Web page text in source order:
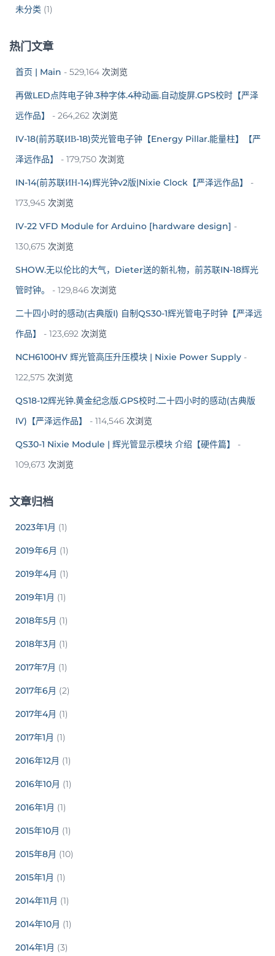
未分类 (1)
热门文章
首页 | Main - 529,164 次浏览
再做LED点阵电子钟.3种字体.4种动画.自动旋屏.GPS校时【严泽
远作品】
- 264,262 次浏览
IV-18(前苏联ИВ-18)荧光管电子钟【Energy Pillar.能量柱】【严
泽远作品】
- 179,750 次浏览
IN-14(前苏联ИН-14)辉光钟v2版|Nixie Clock【严泽远作品】
-
173,945 次浏览
IV-22 VFD Module for Arduino [hardware design] -
130,675 次浏览
SHOW.无以伦比的大气，Dieter送的新礼物，前苏联IN-18辉光
管时钟。
- 129,846 次浏览
二十四小时的感动(古典版I) 自制QS30-1辉光管电子时钟【严泽远
作品】
- 123,692 次浏览
NCH6100HV 辉光管高压升压模块 | Nixie Power Supply -
122,575 次浏览
QS18-12辉光钟.黄金纪念版.GPS校时.二十四小时的感动(古典版
IV)【严泽远作品】
- 114,546 次浏览
QS30-1 Nixie Module | 辉光管显示模块 介绍【硬件篇】
-
109,673 次浏览
文章归档
2023年1月 (1)
2019年6月 (1)
2019年4月 (1)
2019年1月 (1)
2018年5月 (1)
2018年3月 (1)
2017年7月 (1)
2017年6月 (2)
2017年4月 (1)
2017年1月 (1)
2016年12月 (1)
2016年10月 (1)
2016年1月 (1)
2015年10月 (1)
2015年8月 (10)
2015年1月 (1)
2014年11月 (1)
2014年10月 (1)
2014年1月 (3)